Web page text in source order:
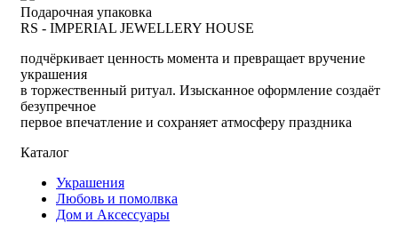
Подарочная упаковка
RS - IMPERIAL JEWELLERY HOUSE
подчёркивает ценность момента и превращает вручение
украшения
в торжественный ритуал. Изысканное оформление создаёт
безупречное
первое впечатление и сохраняет атмосферу праздника
Каталог
Украшения
Любовь и помолвка
Дом и Аксессуары